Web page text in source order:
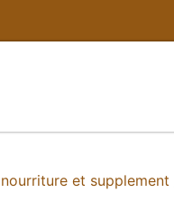
nourriture et supplement